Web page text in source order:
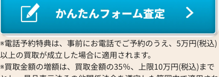
※電話予約特典は、事前にお電話でご予約のうえ、5万円(税込)
以上の買取が成立した場合に適用されます。
※買取金額の増額は、買取金額の35％、上限10万円(税込)まで